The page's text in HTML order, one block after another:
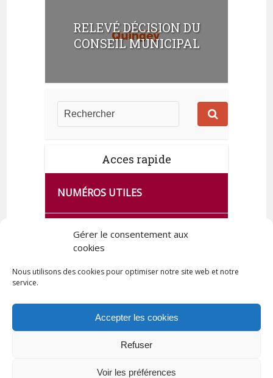
Gérer le consentement aux
cookies
Nous utilisons des cookies pour optimiser notre site web et notre
service.
Accepter les cookies
Refuser
Voir les préférences
RELEVÉ DÉCISION DU
CONSEIL MUNICIPAL
Acces rapide
NUMÉROS UTILES
CA SE PASSE À FRANCE SERVICES
DE QUINGEY
Tous droits réservés © 2023 Commune de Quingey / Création -